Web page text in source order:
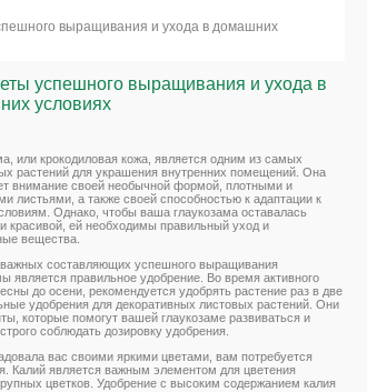
выращивания и ухода в домашних
успешного выращивания и ухода в
условиях
или крокодиловая кожа, является одним из самых
растений для украшения внутренних помещений. Она
внимание своей необычной формой, плотными и
листьями, а также своей способностью к адаптации к
Однако, чтобы ваша глаукозама оставалась
красивой, ей необходимы правильный уход и
вещества.
составляющих успешного выращивания
является правильное удобрение. Во время активного
до осени, рекомендуется удобрять растение раз в две
удобрения для декоративных листовых растений. Они
которые помогут вашей глаукозаме развиваться и
соблюдать дозировку удобрения.
вас своими яркими цветами, вам потребуется
Калий является важным элементом для цветения
цветков. Удобрение с высоким содержанием калия